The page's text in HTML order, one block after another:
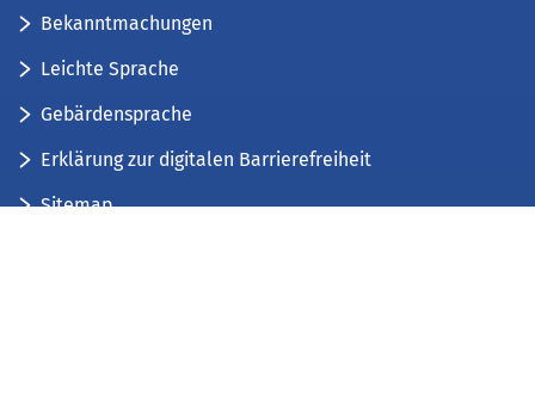
Bekanntmachungen
Leichte Sprache
Gebärdensprache
Erklärung zur digitalen Barrierefreiheit
Sitemap